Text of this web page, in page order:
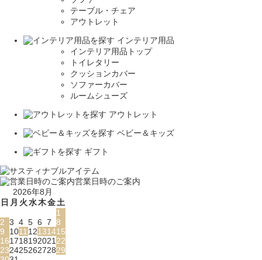
テーブル・チェア
アウトレット
インテリア用品
インテリア用品トップ
トイレタリー
クッションカバー
ソファーカバー
ルームシューズ
アウトレット
ベビー＆キッズ
ギフト
営業日時のご案内
2026年8月
日 月 火水木金土
1
2 3 4 5 6 7 8
9
101112131415
16171819202122
23242526272829